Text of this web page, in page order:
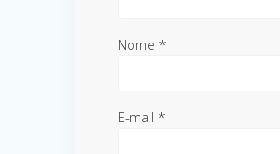
Nome *
E-mail *